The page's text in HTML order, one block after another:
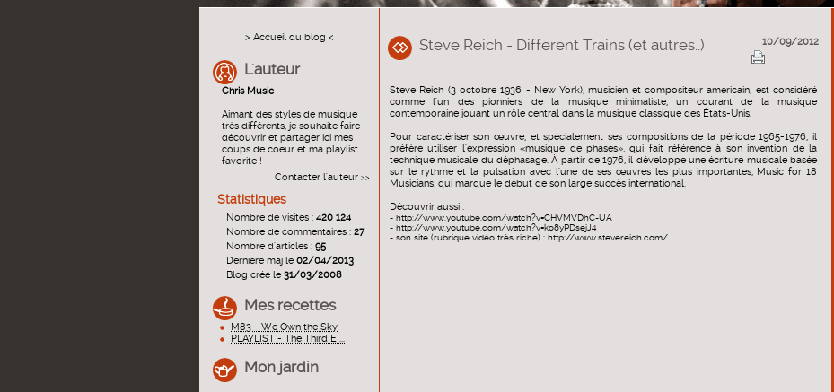
> Accueil du blog <
L'auteur
Chris Music
Aimant des styles de musique
très différents, je souhaite faire
découvrir et partager ici mes
coups de coeur et ma playlist
favorite !
Contacter l'auteur >>
Statistiques
Nombre de visites : 420 124
Nombre de commentaires : 27
Nombre d'articles : 95
Dernière màj le02/04/2013
Blog créé le31/03/2008
Mes recettes
M83 - We Own the Sky
PLAYLIST - The Third E ...
Mon jardin
Steve Reich - Different Trains (et autres..) 10/09/2012
Steve Reich (3 octobre 1936 - New York), musicien et compositeur américain, est considéré
comme l'un des pionniers de la musique minimaliste, un courant de la musique
contemporaine jouant un rôle central dans la musique classique des États-Unis.
Pour caractériser son œuvre, et spécialement ses compositions de la période 1965-1976, il
préfère utiliser l'expression «musique de phases», qui fait référence à son invention de la
technique musicale du déphasage. À partir de 1976, il développe une écriture musicale basée
sur le rythme et la pulsation avec l'une de ses œuvres les plus importantes, Music for 18
Musicians, qui marque le début de son large succès international.
Découvrir aussi :
- http://www.youtube.com/watch?v=CHVMVDhC-UA
- http://www.youtube.com/watch?v=ko8yPDsejJ4
- son site (rubrique vidéo très riche) : http://www.stevereich.com/